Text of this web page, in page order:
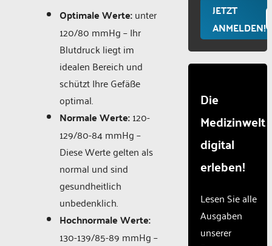
Optimale Werte:unter
120/80 mmHg – Ihr
Blutdruck liegt im
idealen Bereich und
schützt Ihre Gefäße
optimal.
Normale Werte:120-
129/80-84 mmHg –
Diese Werte gelten als
normal und sind
gesundheitlich
unbedenklich.
Hochnormale Werte:
130-139/85-89 mmHg –
JETZT
ANMELDEN!
Die
Medizinwelt
digital
erleben!
Lesen Sie alle
Ausgaben
unserer